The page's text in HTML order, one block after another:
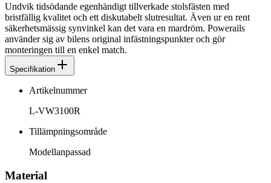
Undvik tidsödande egenhändigt tillverkade stolsfästen med
bristfällig kvalitet och ett diskutabelt slutresultat. Även ur en rent
säkerhetsmässig synvinkel kan det vara en mardröm. Powerails
använder sig av bilens original infästningspunkter och gör
monteringen till en enkel match.
Specifikation
Artikelnummer
L-VW3100R
Tillämpningsområde
Modellanpassad
Material